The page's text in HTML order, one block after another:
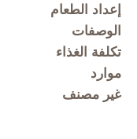
إعداد الطعام
الوصفات
تكلفة الغذاء
موارد
غير مصنف